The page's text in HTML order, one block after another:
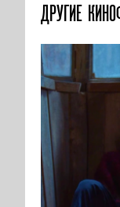
ДРУГИЕ